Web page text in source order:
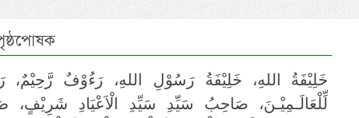
خَلِيْفَةُ اللهِ، خَلِيْفَةُ رَسُوْلِ اللهِ، رَءُوْفٌ رَّحِيْمٌ،
لِّلْعَالَـمِيْـنَ، صَاحِبُ سَيِّدِ سَيِّدِ الْاَعْيَادِ شَرِيْفٍ،